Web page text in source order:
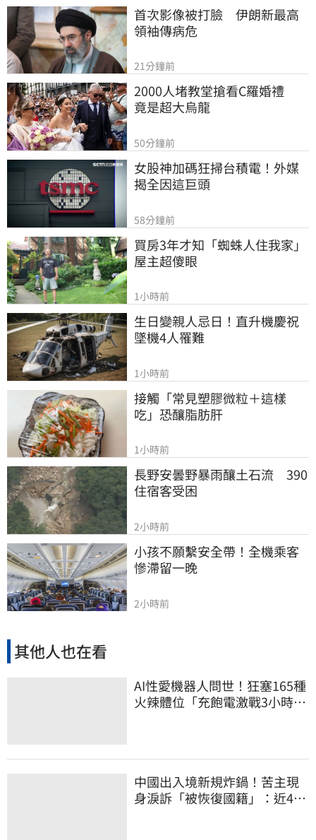
首次影像被打臉　伊朗新最高
領袖傳病危
21分鐘前
2000人堵教堂搶看C羅婚禮
竟是超大烏龍
50分鐘前
女股神加碼狂掃台積電！外媒
揭全因這巨頭
58分鐘前
買房3年才知「蜘蛛人住我家」
屋主超傻眼
1小時前
生日變親人忌日！直升機慶祝
墜機4人罹難
1小時前
接觸「常見塑膠微粒＋這樣
吃」恐釀脂肪肝
1小時前
長野安曇野暴雨釀土石流　390
住宿客受困
2小時前
小孩不願繫安全帶！全機乘客
慘滯留一晚
2小時前
其他人也在看
AI性愛機器人問世！狂塞165種
火辣體位「充飽電激戰3小時」
中國出入境新規炸鍋！苦主現
身淚訴「被恢復國籍」：近4億